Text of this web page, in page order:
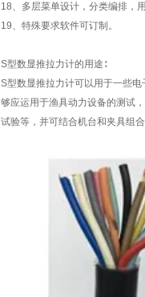
18、多层菜单设计，分类编排，
19、特殊要求软件可订制。
S型数显推拉力计的用途∶
S型数显推拉力计可以用于一些
够应运用于渔具动力设备的测试
试验等，并可结合机台和夹具组